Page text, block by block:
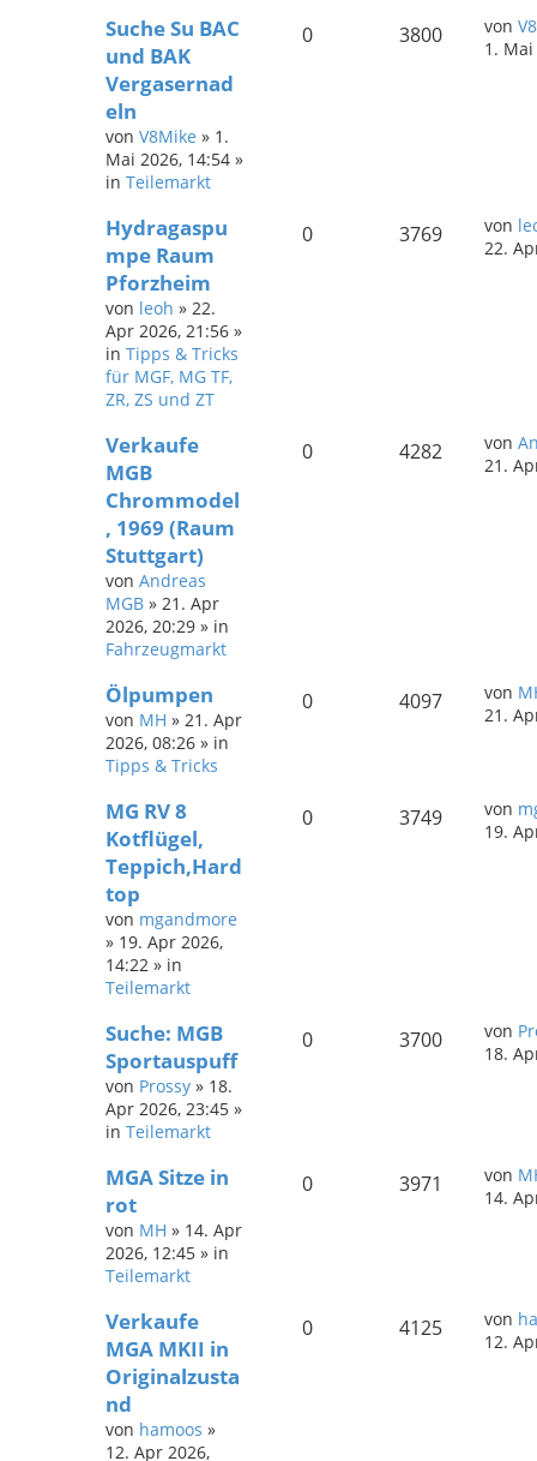
Suche Su BAC
und BAK
Vergasernad
eln
von V8Mike » 1.
Mai 2026, 14:54 »
in Teilemarkt
0 3800 von
1. Mai
Hydragaspu
mpe Raum
Pforzheim
von leoh » 22.
Apr 2026, 21:56 »
in Tipps & Tricks
für MGF, MG TF,
ZR, ZS und ZT
0 3769 von
22.
Verkaufe
MGB
Chrommodel
, 1969 (Raum
Stuttgart)
von Andreas
MGB » 21. Apr
2026, 20:29 » in
Fahrzeugmarkt
0 4282 von
21.
Ölpumpen
von MH » 21. Apr
2026, 08:26 » in
Tipps & Tricks
0 4097 von
21.
MG RV 8
Kotflügel,
Teppich,Hard
top
von mgandmore
» 19. Apr 2026,
14:22 » in
Teilemarkt
0 3749 von
19.
Suche: MGB
Sportauspuff
von Prossy » 18.
Apr 2026, 23:45 »
in Teilemarkt
0 3700 von
18.
MGA Sitze in
rot
von MH » 14. Apr
2026, 12:45 » in
Teilemarkt
0 3971 von
14.
Verkaufe
MGA MKII in
Originalzusta
nd
von hamoos »
12. Apr 2026,
0 4125 von
12.